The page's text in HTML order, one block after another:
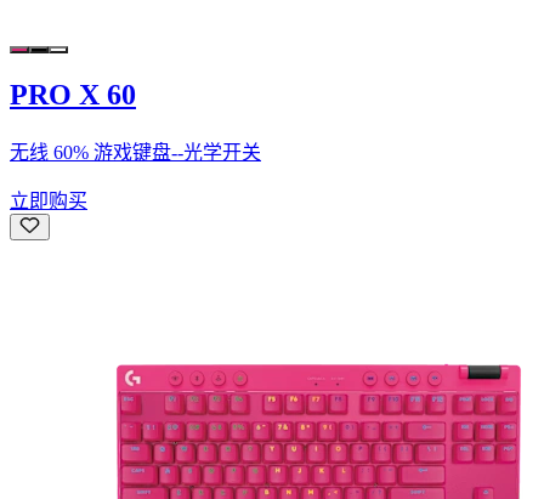
PRO X 60
无线 60% 游戏键盘--光学开关
立即购买